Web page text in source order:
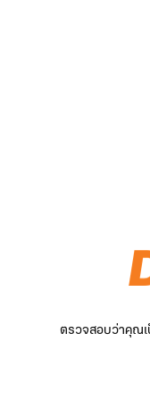
ตรวจสอบว่าคุณเ